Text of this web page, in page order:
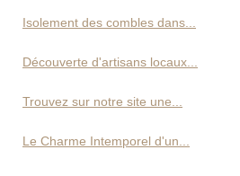
Isolement des combles dans...
Découverte d'artisans locaux...
Trouvez sur notre site une...
Le Charme Intemporel d'un...